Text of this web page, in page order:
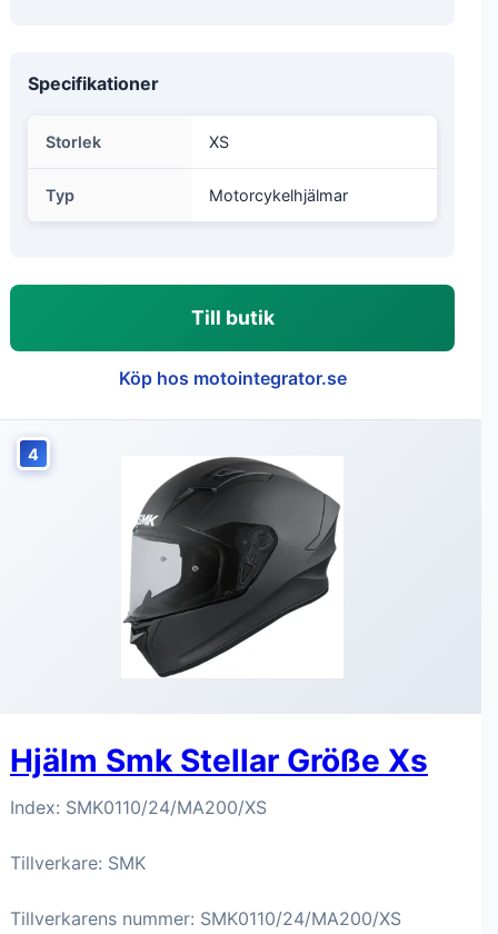
Specifikationer
Storlek XS
Typ Motorcykelhjälmar
Till butik
Köp hos motointegrator.se
4
Hjälm Smk Stellar Größe Xs
Index: SMK0110/24/MA200/XS
Tillverkare: SMK
Tillverkarens nummer: SMK0110/24/MA200/XS